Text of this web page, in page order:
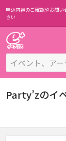
申込内容のご確認やお問い
さい
Party’zのイ